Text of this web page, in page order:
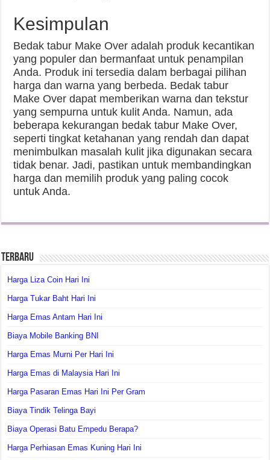
Kesimpulan
Bedak tabur Make Over adalah produk kecantikan
yang populer dan bermanfaat untuk penampilan
Anda. Produk ini tersedia dalam berbagai pilihan
harga dan warna yang berbeda. Bedak tabur
Make Over dapat memberikan warna dan tekstur
yang sempurna untuk kulit Anda. Namun, ada
beberapa kekurangan bedak tabur Make Over,
seperti tingkat ketahanan yang rendah dan dapat
menimbulkan masalah kulit jika digunakan secara
tidak benar. Jadi, pastikan untuk membandingkan
harga dan memilih produk yang paling cocok
untuk Anda.
Terbaru
Harga Liza Coin Hari Ini
Harga Tukar Baht Hari Ini
Harga Emas Antam Hari Ini
Biaya Mobile Banking BNI
Harga Emas Murni Per Hari Ini
Harga Emas di Malaysia Hari Ini
Harga Pasaran Emas Hari Ini Per Gram
Biaya Tindik Telinga Bayi
Biaya Operasi Batu Empedu Berapa?
Harga Perhiasan Emas Kuning Hari Ini